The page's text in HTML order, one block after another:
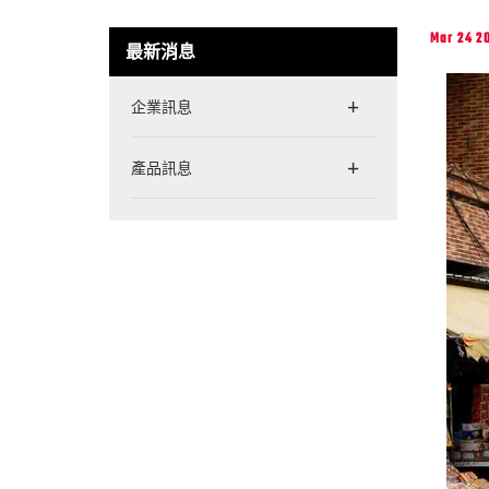
最新消息
企業訊息
產品訊息
Mar 24